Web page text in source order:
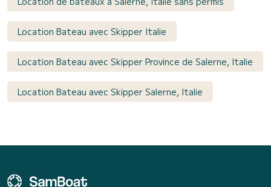
Location Bateau avec Skipper Italie
Location Bateau avec Skipper Province de Salerne, Italie
Location Bateau avec Skipper Salerne, Italie